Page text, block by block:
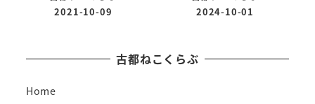
2021-10-09
2024-10-01
古都ねこくらぶ
Home